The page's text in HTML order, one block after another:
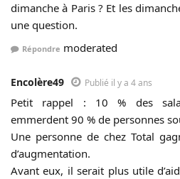
dimanche à Paris ? Et les
une question.
Répondre moderated
Encolère49 Publié il y a 4 ans
Petit rappel : 10 % des
emmerdent 90 % de personnes
Une personne de chez Total
d’augmentation.
Avant eux, il serait plus utile